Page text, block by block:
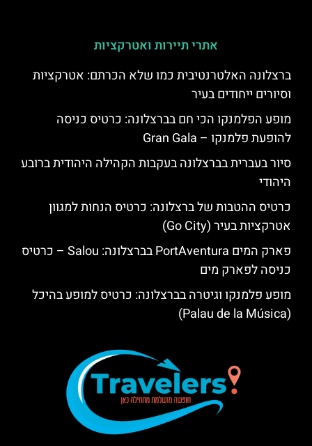
אתרי תיירות ואטרקציות
ברצלונה האלטרנטיבית כמו שלא הכרתם: אטרקציות
וסיורים ייחודים בעיר
מופע הפלמנקו הכי חם בברצלונה: כרטיס כניסה
להופעת פלמנקו – Gran Gala
סיור בעברית בברצלונה בעקבות הקהילה היהודית ברובע
היהודי
כרטיס ההטבות של ברצלונה: כרטיס הנחות למגוון
אטרקציות בעיר (Go City)
פארק המים PortAventura בברצלונה: Salou – כרטיס
כניסה לפארק מים
מופע פלמנקו וגיטרה בברצלונה: כרטיס למופע בהיכל
(Palau de la Música)